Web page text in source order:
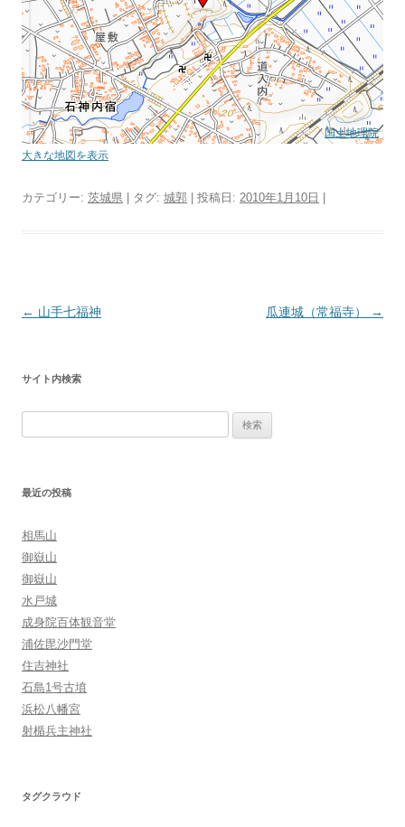
国土地理院
大きな地図を表示
カテゴリー: 茨城県 | タグ: 城郭 | 投稿日: 2010年1月10日
投
ビ
ゲ
ー
ョ
← 山手七福神 瓜連城（常福寺） →
サイト内検索
最近の投稿
相馬山
御嶽山
御嶽山
水戸城
成身院百体観音堂
浦佐毘沙門堂
住吉神社
石島1号古墳
浜松八幡宮
射楯兵主神社
タグクラウド